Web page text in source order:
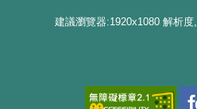
建議瀏覽器:1920x1080 解析